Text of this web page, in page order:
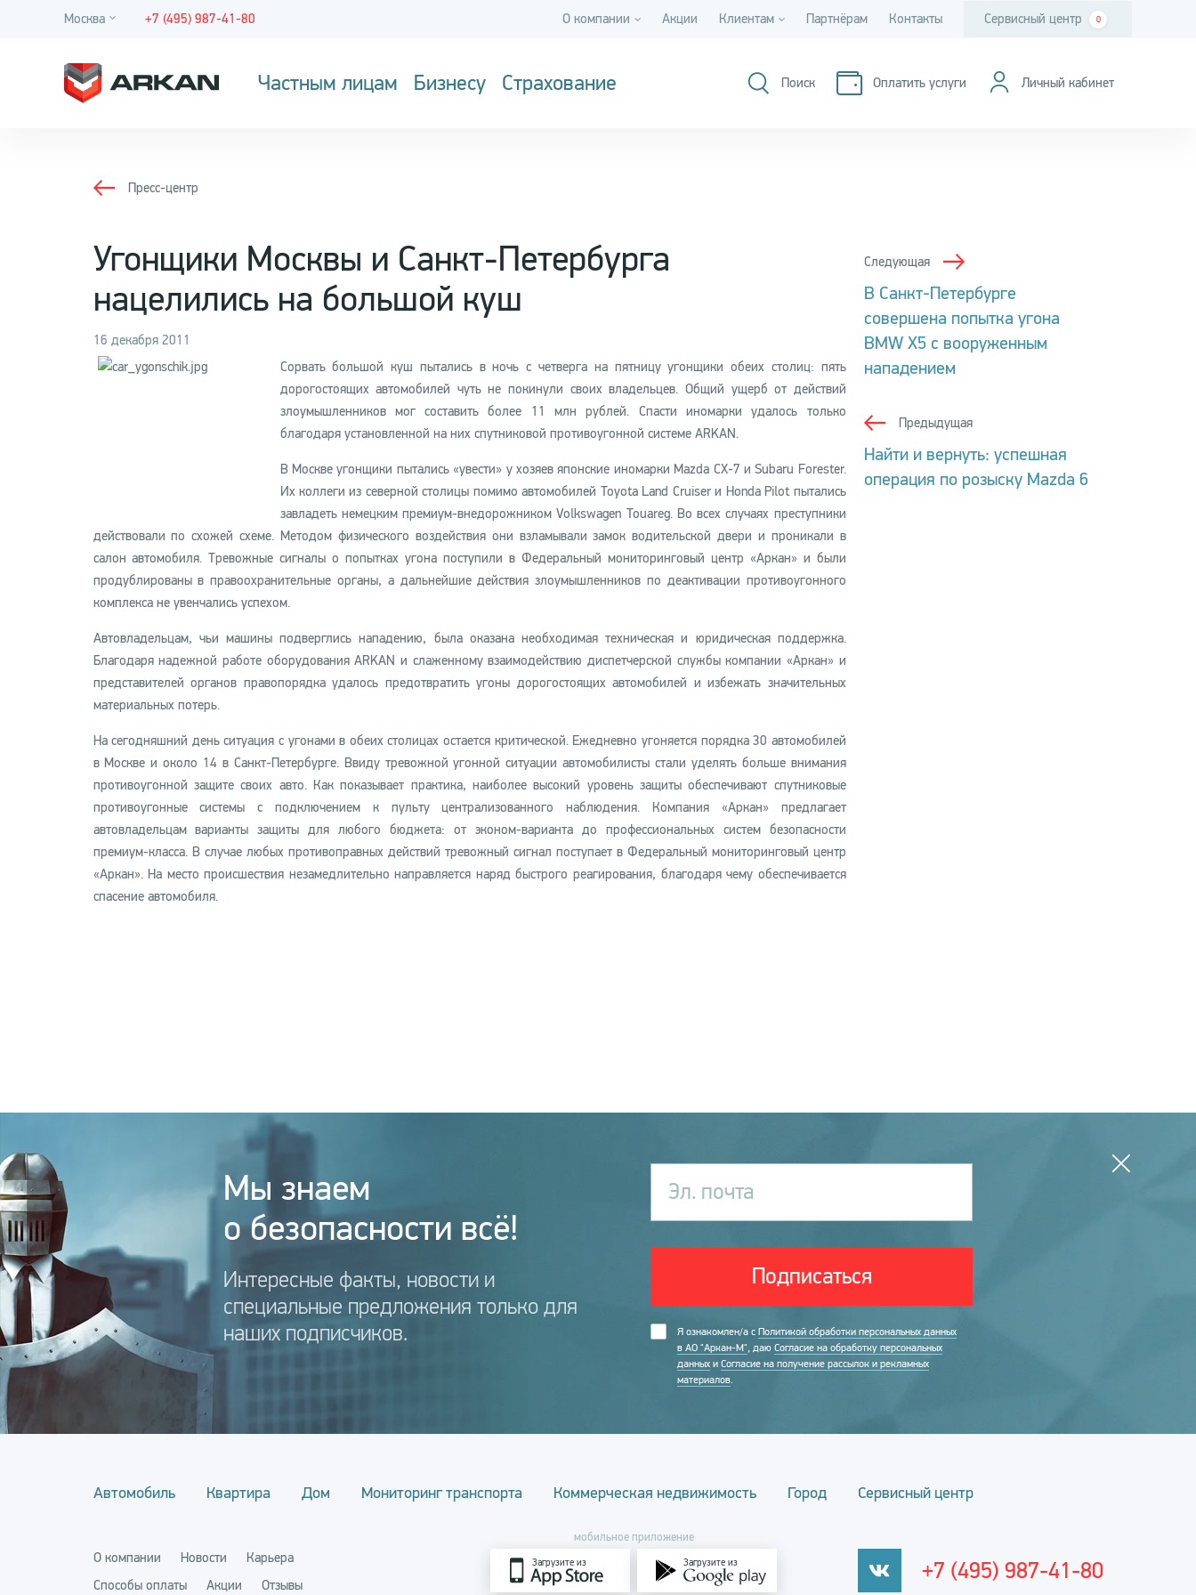
Москва +7 (495) 987-41-80 О компании Акции Клиентам Партнёрам Контакты Сервисный центр 0
Частным лицам Бизнесу Страхование Поиск Оплатить услуги Личный кабинет
Пресс-центр
Угонщики Москвы и Санкт-Петербурга
нацелились на большой куш
16 декабря 2011
Сорвать большой куш пытались в ночь с четверга на пятницу угонщики обеих столиц: пять
дорогостоящих автомобилей чуть не покинули своих владельцев. Общий ущерб от действий
злоумышленников мог составить более 11 млн рублей. Спасти иномарки удалось только
благодаря установленной на них спутниковой противоугонной системе ARKAN.
В Москве угонщики пытались «увести» у хозяев японские иномарки Mazda CX-7 и Subaru Forester.
Их коллеги из северной столицы помимо автомобилей Toyota Land Cruiser и Honda Pilot пытались
завладеть немецким премиум-внедорожником Volkswagen Touareg. Во всех случаях преступники
действовали по схожей схеме. Методом физического воздействия они взламывали замок водительской двери и проникали в
салон автомобиля. Тревожные сигналы о попытках угона поступили в Федеральный мониторинговый центр «Аркан» и были
продублированы в правоохранительные органы, а дальнейшие действия злоумышленников по деактивации противоугонного
комплекса не увенчались успехом.
Автовладельцам, чьи машины подверглись нападению, была оказана необходимая техническая и юридическая поддержка.
Благодаря надежной работе оборудования ARKAN и слаженному взаимодействию диспетчерской службы компании «Аркан» и
представителей органов правопорядка удалось предотвратить угоны дорогостоящих автомобилей и избежать значительных
материальных потерь.
На сегодняшний день ситуация с угонами в обеих столицах остается критической. Ежедневно угоняется порядка 30 автомобилей
в Москве и около 14 в Санкт-Петербурге. Ввиду тревожной угонной ситуации автомобилисты стали уделять больше внимания
противоугонной защите своих авто. Как показывает практика, наиболее высокий уровень защиты обеспечивают спутниковые
противоугонные системы с подключением к пульту централизованного наблюдения. Компания «Аркан» предлагает
автовладельцам варианты защиты для любого бюджета: от эконом-варианта до профессиональных систем безопасности
премиум-класса. В случае любых противоправных действий тревожный сигнал поступает в Федеральный мониторинговый центр
«Аркан». На место происшествия незамедлительно направляется наряд быстрого реагирования, благодаря чему обеспечивается
спасение автомобиля.
Следующая
В Санкт-Петербурге
совершена попытка угона
BMW X5 с вооруженным
нападением
Предыдущая
Найти и вернуть: успешная
операция по розыску Mazda 6
Мы знаем
о безопасности всё!
Интересные факты, новости и
специальные предложения только для
наших подписчиков.
Эл. почта
Подписаться
Я ознакомлен/а с Политикой обработки персональных данных
в АО "Аркан-М", даю Согласие на обработку персональных
данных и Согласие на получение рассылок и рекламных
материалов.
Автомобиль Квартира Дом Мониторинг транспорта Коммерческая недвижимость Город Сервисный центр
О компании Новости
Карьера
Способы оплаты
Акции Отзывы
мобильное приложение
Загрузите из Загрузите из +7 (495) 987-41-80